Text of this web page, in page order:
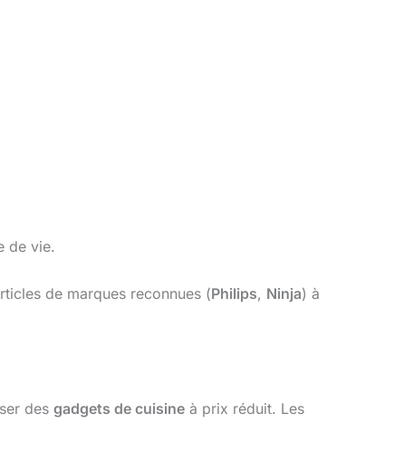
de vie.
de marques reconnues (Philips, Ninja) à
des gadgets de cuisine à prix réduit. Les